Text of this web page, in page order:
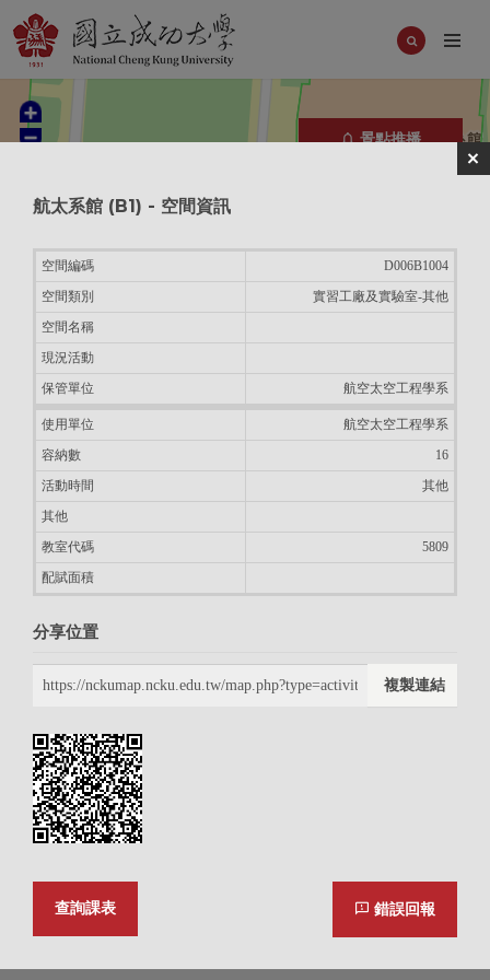
景點推播
航太系館 (B1) - 空間資訊
空間編碼
D006B1004
空間類別
實習工廠及實驗室-其他
空間名稱
現況活動
保管單位
航空太空工程學系
使用單位
航空太空工程學系
容納數
16
活動時間
其他
其他
教室代碼
5809
配賦面積
分享位置
複製連結
查詢課表 錯誤回報